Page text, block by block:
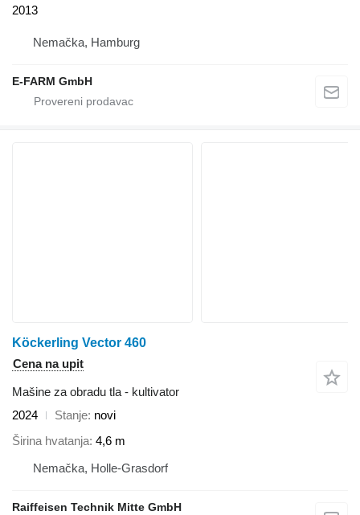
2013
Nemačka, Hamburg
E-FARM GmbH
Köckerling Vector 460
Cena na upit
Mašine za obradu tla - kultivator
2024
Stanje novi
Širina hvatanja 4,6 m
Nemačka, Holle-Grasdorf
Raiffeisen Technik Mitte GmbH